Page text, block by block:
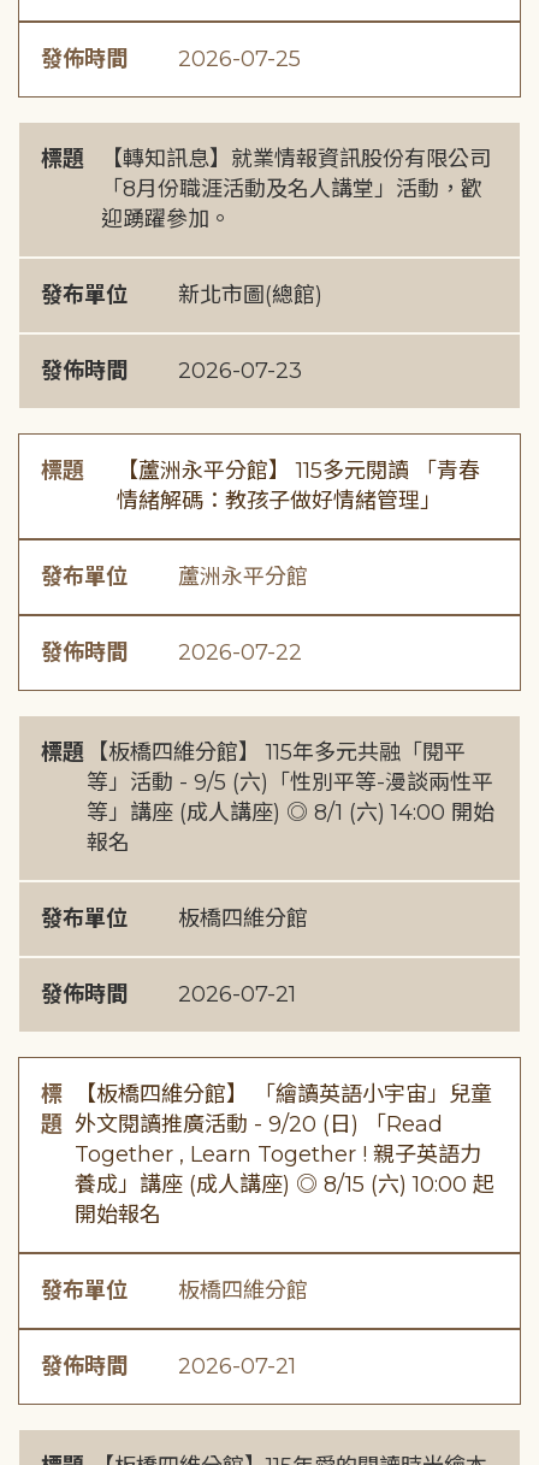
發佈時間 2026-07-25
標題
【轉知訊息】就業情報資訊股份有限公司
「8月份職涯活動及名人講堂」活動，歡
迎踴躍參加。
發布單位 新北市圖(總館)
發佈時間 2026-07-23
標題
【蘆洲永平分館】 115多元閱讀 「青春
情緒解碼：教孩子做好情緒管理」
發布單位 蘆洲永平分館
發佈時間 2026-07-22
標題 【板橋四維分館】 115年多元共融「閱平
等」活動 - 9/5 (六)「性別平等-漫談兩性平
等」講座 (成人講座) ◎ 8/1 (六) 14:00 開始
報名
發布單位 板橋四維分館
發佈時間 2026-07-21
標
題
【板橋四維分館】 「繪讀英語小宇宙」兒童
外文閱讀推廣活動 - 9/20 (日) 「Read
Together , Learn Together ! 親子英語力
養成」講座 (成人講座) ◎ 8/15 (六) 10:00 起
開始報名
發布單位 板橋四維分館
發佈時間 2026-07-21